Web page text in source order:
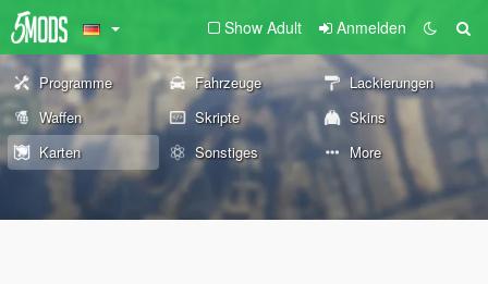
Show Adult Anmelden
Programme Fahrzeuge
Lackierungen
Waffen
Skripte
Skins
Karten
Sonstiges More